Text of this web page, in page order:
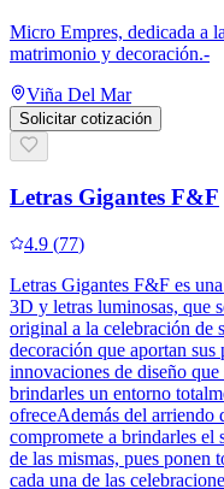
Micro Empres, dedicada a
matrimonio y decoración.-
Viña Del Mar
Solicitar cotización
Letras Gigantes F&F
4.9 (77)
Letras Gigantes F&F es
3D y letras luminosas, que
original a la celebración de
decoración que aportan
innovaciones de diseño que
brindarles un entorno
ofreceAdemás del arriendo
compromete a brindarles el
de las mismas, pues ponen
cada una de las